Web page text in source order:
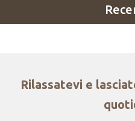
Rilassatevi e